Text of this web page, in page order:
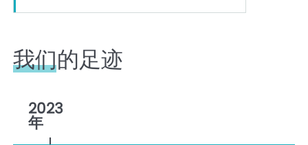
我们的足迹
2023
年